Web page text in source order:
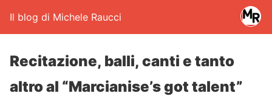
Il blog di Michele Raucci
Recitazione, balli, canti e tanto
altro al “Marcianise’s got talent”